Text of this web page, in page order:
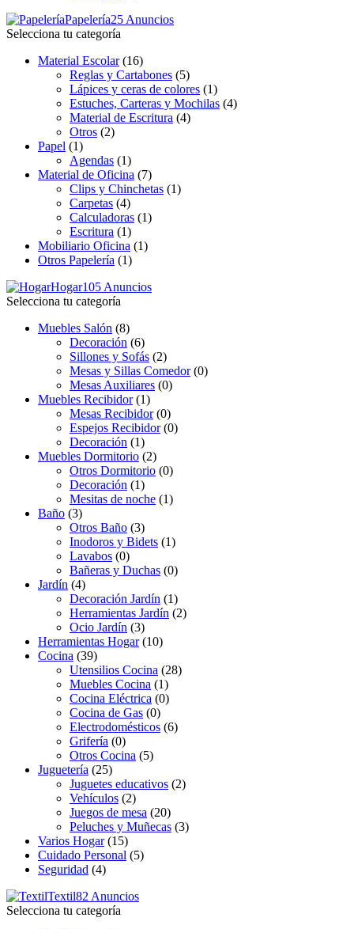
Papelería25 Anuncios
Selecciona tu categoría
Material Escolar(16)
Reglas y Cartabones (5)
Lápices y ceras de colores (1)
Estuches, Carteras y Mochilas (4)
Material de Escritura (4)
Otros (2)
Papel (1)
Agendas (1)
Material de Oficina (7)
Clips y Chinchetas (1)
Carpetas (4)
Calculadoras (1)
Escritura (1)
Mobiliario Oficina (1)
Otros Papelería (1)
Hogar105 Anuncios
Selecciona tu categoría
Muebles Salón (8)
Decoración (6)
Sillones y Sofás (2)
Mesas y Sillas Comedor(0)
Mesas Auxiliares (0)
Muebles Recibidor(1)
Mesas Recibidor(0)
Espejos Recibidor(0)
Decoración (1)
Muebles Dormitorio (2)
Otros Dormitorio (0)
Decoración (1)
Mesitas de noche (1)
Baño (3)
Otros Baño (3)
Inodoros y Bidets (1)
Lavabos (0)
Bañeras y Duchas (0)
Jardín (4)
Decoración Jardín (1)
Herramientas Jardín (2)
Ocio Jardín (3)
Herramientas Hogar(10)
Cocina (39)
Utensilios Cocina (28)
Muebles Cocina (1)
Cocina Eléctrica (0)
Cocina de Gas (0)
Electrodomésticos (6)
Grifería (0)
Otros Cocina (5)
Juguetería (25)
Juguetes educativos (2)
Vehículos (2)
Juegos de mesa (20)
Peluches y Muñecas (3)
Varios Hogar(15)
Cuidado Personal (5)
Seguridad (4)
Textil82 Anuncios
Selecciona tu categoría